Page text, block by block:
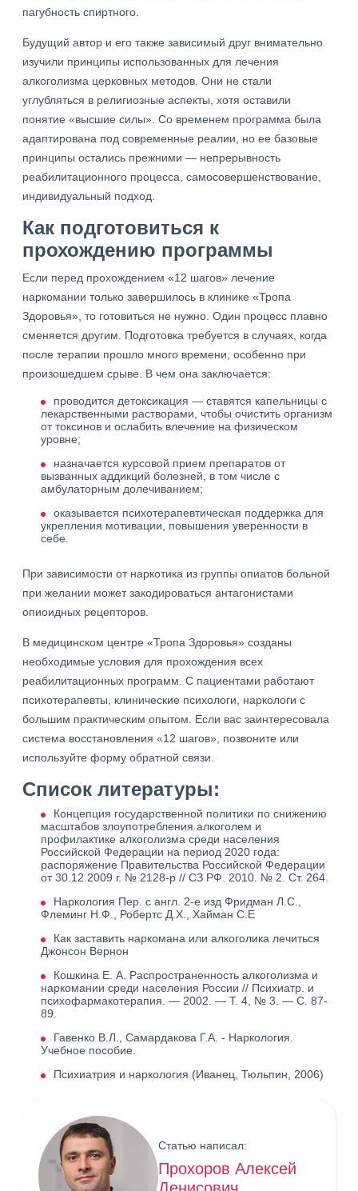
пагубность спиртного.
Будущий автор и его также зависимый друг внимательно
изучили принципы использованных для лечения
алкоголизма церковных методов. Они не стали
углубляться в религиозные аспекты, хотя оставили
понятие «высшие силы». Со временем программа была
адаптирована под современные реалии, но ее базовые
принципы остались прежними — непрерывность
реабилитационного процесса, самосовершенствование,
индивидуальный подход.
Как подготовиться к
прохождению программы
Если перед прохождением «12 шагов» лечение
наркомании только завершилось в клинике «Тропа
Здоровья», то готовиться не нужно. Один процесс плавно
сменяется другим. Подготовка требуется в случаях, когда
после терапии прошло много времени, особенно при
произошедшем срыве. В чем она заключается:
проводится детоксикация — ставятся капельницы с
лекарственными растворами, чтобы очистить организм
от токсинов и ослабить влечение на физическом
уровне;
назначается курсовой прием препаратов от
вызванных аддикций болезней, в том числе с
амбулаторным долечиванием;
оказывается психотерапевтическая поддержка для
укрепления мотивации, повышения уверенности в
себе.
При зависимости от наркотика из группы опиатов больной
при желании может закодироваться антагонистами
опиоидных рецепторов.
В медицинском центре «Тропа Здоровья» созданы
необходимые условия для прохождения всех
реабилитационных программ. С пациентами работают
психотерапевты, клинические психологи, наркологи с
большим практическим опытом. Если вас заинтересовала
система восстановления «12 шагов», позвоните или
используйте форму обратной связи.
Список литературы:
Концепция государственной политики по снижению
масштабов злоупотребления алкоголем и
профилактике алкоголизма среди населения
Российской Федерации на период 2020 года:
распоряжение Правительства Российской Федерации
от 30.12.2009 г. № 2128-р // СЗ РФ. 2010. № 2. Ст. 264.
Наркология Пер. с англ. 2-е изд Фридман Л.С.,
Флеминг Н.Ф., Робертс Д.X., Хайман С.Е
Как заставить наркомана или алкоголика лечиться
Джонсон Вернон
Кошкина Е. А. Распространенность алкоголизма и
наркомании среди населения России // Психиатр. и
психофармакотерапия. — 2002. — Т. 4, № 3. — С. 87-
89.
Гавенко В.Л., Самардакова Г.А. - Наркология.
Учебное пособие.
Психиатрия и наркология (Иванец, Тюльпин, 2006)
Статью написал:
Прохоров Алексей
Денисович